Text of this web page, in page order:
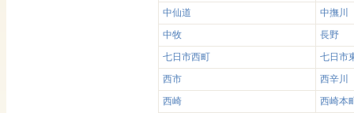
中仙道
中撫川
中牧
長野
七日市西町
七日市
西市
西辛川
西崎
西崎本